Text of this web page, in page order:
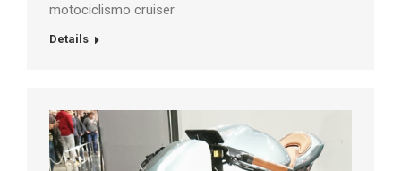
motociclismo cruiser
Details